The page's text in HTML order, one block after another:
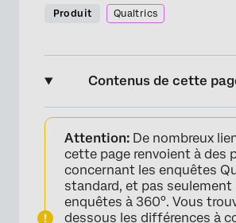
Produit Qualtrics
Contenus de cette
À propos des options de
Général
Réponses
Sécurité
Attention: De nombreux
cette page renvoient à des
concernant les enquêtes
standard, et pas seulement
enquêtes à 360°. Vous
dessous les différences à